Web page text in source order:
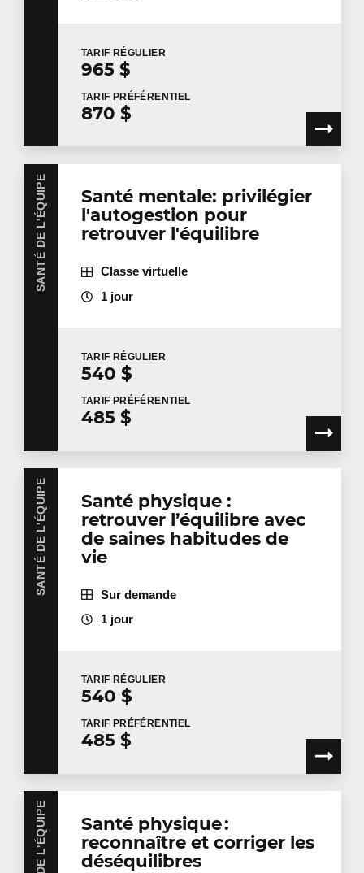
TARIF RÉGULIER
965 $
TARIF PRÉFÉRENTIEL
870 $
SANTÉ DE L'ÉQUIPE
Santé mentale: privilégier
l'autogestion pour
retrouver l'équilibre
Classe virtuelle
1 jour
TARIF RÉGULIER
540 $
TARIF PRÉFÉRENTIEL
485 $
SANTÉ DE L'ÉQUIPE
Santé physique :
retrouver l’équilibre avec
de saines habitudes de
vie
Sur demande
1 jour
TARIF RÉGULIER
540 $
TARIF PRÉFÉRENTIEL
485 $
Santé physique :
reconnaître et corriger les
déséquilibres